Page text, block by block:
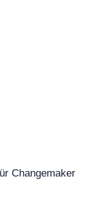
Changemaker